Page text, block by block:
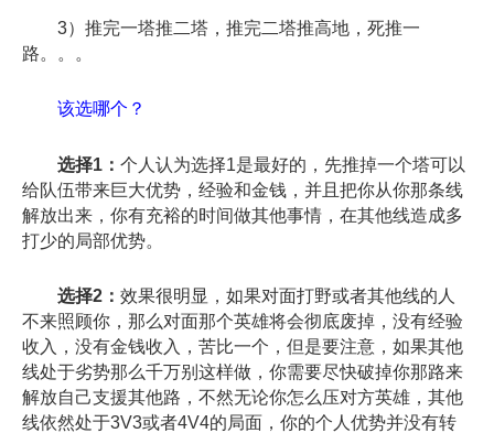
3）推完一塔推二塔，推完二塔推高地，死推一
路。。。
该选哪个？
选择1： 个人认为选择1是最好的，先推掉一个塔可以
给队伍带来巨大优势，经验和金钱，并且把你从你那条线
解放出来，你有充裕的时间做其他事情，在其他线造成多
打少的局部优势。
选择2： 效果很明显，如果对面打野或者其他线的人
不来照顾你，那么对面那个英雄将会彻底废掉，没有经验
收入，没有金钱收入，苦比一个，但是要注意，如果其他
线处于劣势那么千万别这样做，你需要尽快破掉你那路来
解放自己支援其他路，不然无论你怎么压对方英雄，其他
线依然处于3V3或者4V4的局面，你的个人优势并没有转